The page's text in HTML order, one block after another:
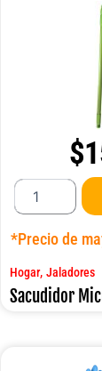
$
Sacudidor
Microfibra
c/bastón
cantidad
*Precio de
Hogar,Jaladores
Sacudidor